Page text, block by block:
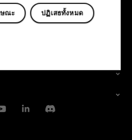
LinkedinDiscord
ปฏิเสธทั้งหมด
ษณะ